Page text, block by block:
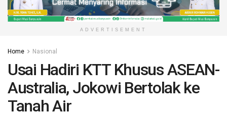
ADVERTISEMENT
Home Nasional
Usai Hadiri KTT Khusus ASEAN-
Australia, Jokowi Bertolak ke
Tanah Air